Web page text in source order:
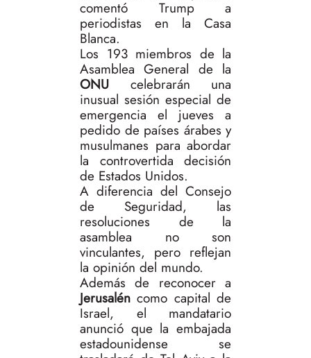
comentó Trump a
periodistas en la Casa
Blanca.
Los 193 miembros de la
Asamblea General de la
ONU celebrarán una
inusual sesión especial de
emergencia el jueves a
pedido de países árabes y
musulmanes para abordar
la controvertida decisión
de Estados Unidos.
A diferencia del Consejo
de Seguridad, las
resoluciones de la
asamblea no son
vinculantes, pero reflejan
la opinión del mundo.
Además de reconocer a
Jerusaléncomo capital de
Israel, el mandatario
anunció que la embajada
estadounidense se